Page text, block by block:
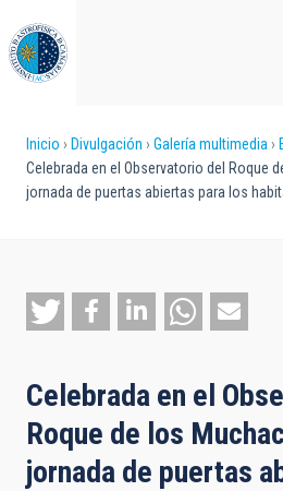
al
contenido
principal
Sobrescribir
enlaces
a
la
navegación
Inicio Divulgación Galería multimedia
Celebrada en el Observatorio del Roque
jornada de puertas abiertas para los
Celebrada en el
Roque de los
jornada de puertas